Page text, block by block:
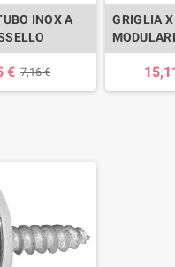
INOX A
€ 7,16 €
GRIGLIA